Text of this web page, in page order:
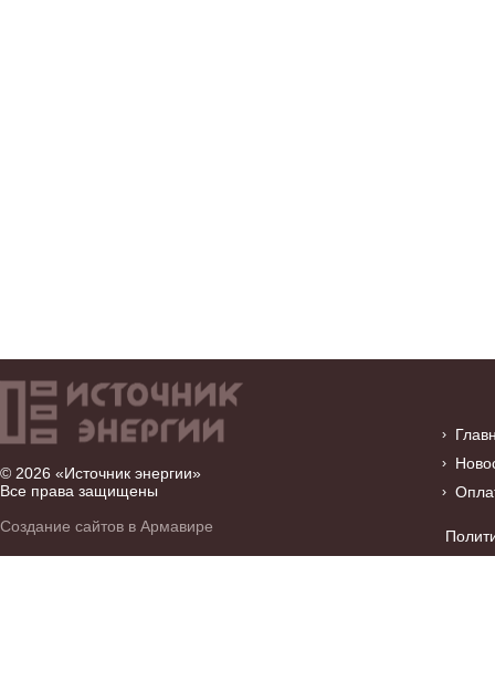
© 2026 «Источник энергии»
Все права защищены
Создание сайтов в Армавире